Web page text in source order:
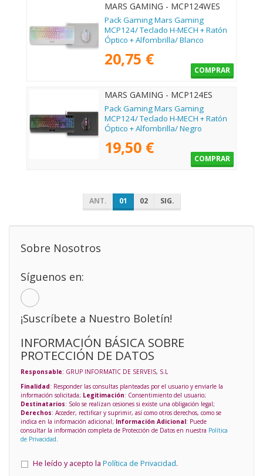
MARS GAMING - MCP124WES
Pack Gaming Mars Gaming
MCP124/ Teclado H-MECH + Ratón
Óptico + Alfombrilla/ Blanco
20,75 €
COMPRAR
MARS GAMING - MCP124ES
Pack Gaming Mars Gaming
MCP124/ Teclado H-MECH + Ratón
Óptico + Alfombrilla/ Negro
19,50 €
COMPRAR
ANT. 01 02 SIG.
Sobre Nosotros
Síguenos en:
¡Suscríbete a Nuestro Boletín!
INFORMACIÓN BÁSICA SOBRE
PROTECCIÓN DE DATOS
Responsable: GRUP INFORMATIC DE SERVEIS, S.L
Finalidad: Responder las consultas planteadas por el usuario y enviarle la
información solicitada; Legitimación: Consentimiento del usuario;
Destinatarios: Solo se realizan cesiones si existe una obligación legal;
Derechos: Acceder, rectificar y suprimir, así como otros derechos, como se
indica en la información adicional; Información Adicional: Puede
consultar la información completa de Protección de Datos en nuestra Política
de Privacidad.
He leído y acepto la Política de Privacidad.